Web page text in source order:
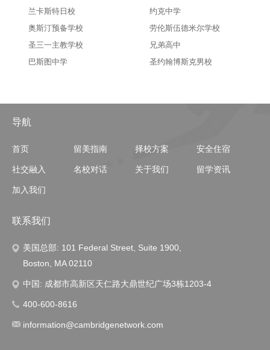
兰卡斯特日校
约克中学
奥斯汀预备学校
劳伦斯伍德米尔学校
圣三一主教学校
兄弟高中
巴斯图中学
圣约翰博斯克男校
导航
首页 留美指南 择校方案 安全住宿
社交融入 名校对话 关于我们 留学资讯
加入我们
联系我们
美国总部: 101 Federal Street, Suite 1900,
Boston, MA 02110
中国: 成都市高新区天仁路大鼎世纪广场3栋1203-4
400-600-8616
information@cambridgenetwork.com